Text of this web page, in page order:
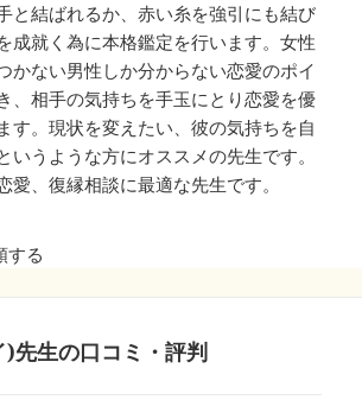
と結ばれるか、赤い糸を強引にも結び
成就く為に本格鑑定を行います。女性
かない男性しか分からない恋愛のポイ
、相手の気持ちを手玉にとり恋愛を優
す。現状を変えたい、彼の気持ちを自
いうような方にオススメの先生です。
愛、復縁相談に最適な先生です。
する
先生の口コミ・評判